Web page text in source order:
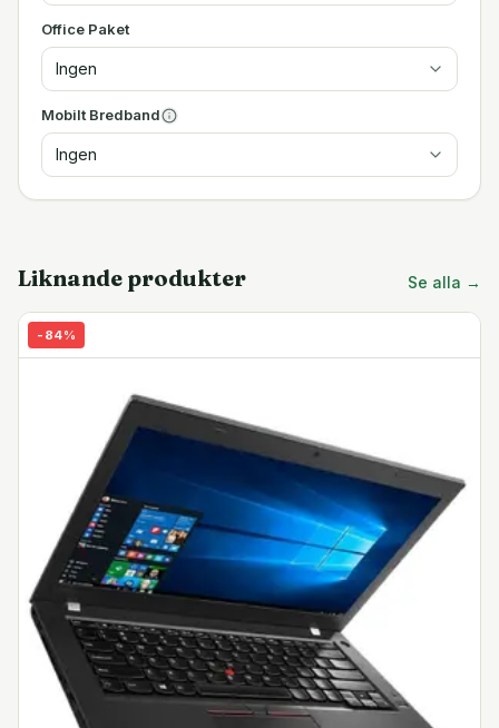
Office Paket
Ingen
Mobilt Bredband
Ingen
Liknande produkter Se alla →
- 84%